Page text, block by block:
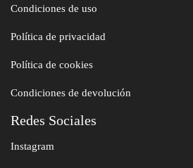
Condiciones de uso
Política de privacidad
Política de cookies
Condiciones de devolución
Redes Sociales
Instagram